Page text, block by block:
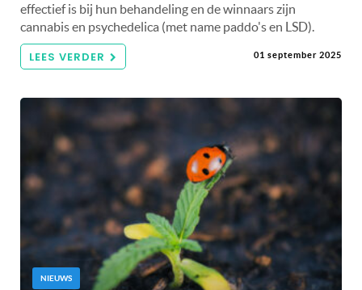
effectief is bij hun behandeling en de winnaars zijn
cannabis en psychedelica (met name paddo's en LSD).
LEES VERDER 01 september 2025
NIEUWS